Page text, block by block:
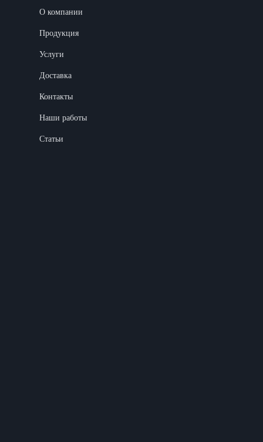
О компании
Продукция
Услуги
Доставка
Контакты
Наши работы
Статьи